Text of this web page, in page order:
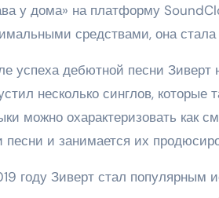
у дома» на платформу
средствами, она
успеха дебютной песни Зиверт
несколько синглов,
можно охарактеризовать как
песни и занимается их
году Зиверт стал популярным